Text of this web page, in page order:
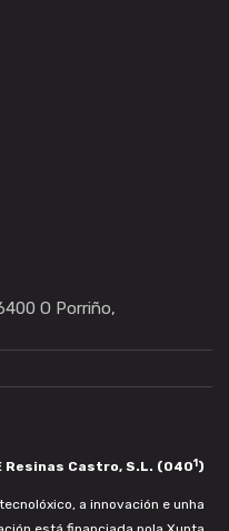
O Porriño,
Resinas Castro, S.L. (0401)
a innovación e unha